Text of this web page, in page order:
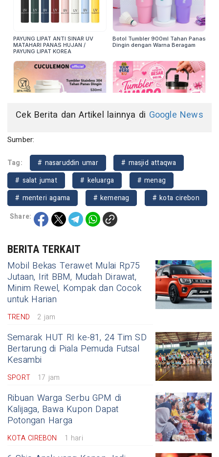
Cek Berita dan Artikel lainnya di Google News
Sumber:
Tag: # nasaruddin umar
# masjid attaqwa
# salat jumat
# keluarga
# menag
# menteri agama
# kemenag
# kota cirebon
Share:
BERITA TERKAIT
Mobil Bekas Terawet Mulai Rp75
Jutaan, Irit BBM, Mudah Dirawat,
Minim Rewel, Kompak dan Cocok
untuk Harian
TREND 2 jam
Semarak HUT RI ke-81, 24 Tim SD
Bertarung di Piala Pemuda Futsal
Kesambi
SPORT 17 jam
Ribuan Warga Serbu GPM di
Kalijaga, Bawa Kupon Dapat
Potongan Harga
KOTA CIREBON 1 hari